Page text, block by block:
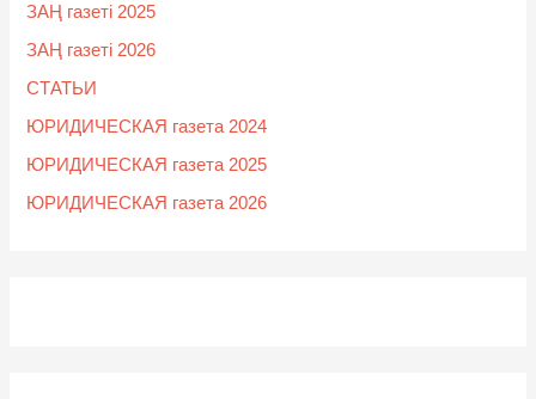
ЗАҢ газеті 2025
ЗАҢ газеті 2026
СТАТЬИ
ЮРИДИЧЕСКАЯ газета 2024
ЮРИДИЧЕСКАЯ газета 2025
ЮРИДИЧЕСКАЯ газета 2026